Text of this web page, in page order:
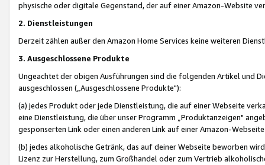
physische oder digitale Gegenstand, der auf einer Amazon-Website
2. Dienstleistungen
Derzeit zählen außer den Amazon Home Services keine weiteren
3. Ausgeschlossene Produkte
Ungeachtet der obigen Ausführungen sind die folgenden Artikel und
ausgeschlossen („Ausgeschlossene Produkte"):
(a) jedes Produkt oder jede Dienstleistung, die auf einer Webseite
eine Dienstleistung, die über unser Programm „Produktanzeigen"
gesponserten Link oder einen anderen Link auf einer Amazon-
(b) jedes alkoholische Getränk, das auf deiner Webseite beworben
Lizenz zur Herstellung, zum Großhandel oder zum Vertrieb